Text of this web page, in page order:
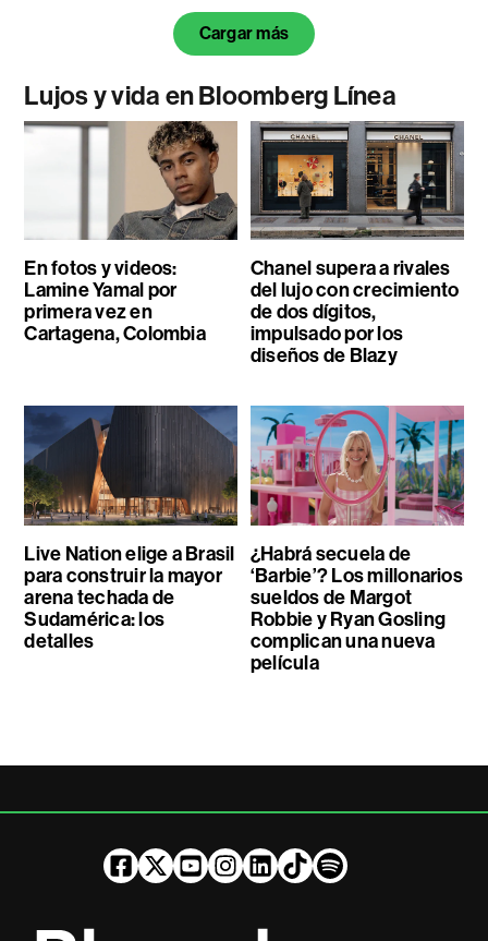
Cargar más
Lujos y vida en Bloomberg Línea
En fotos y videos:
Lamine Yamal por
primera vez en
Cartagena, Colombia
Chanel supera a rivales
del lujo con crecimiento
de dos dígitos,
impulsado por los
diseños de Blazy
Live Nation elige a Brasil
para construir la mayor
arena techada de
Sudamérica: los
detalles
¿Habrá secuela de
‘Barbie’? Los millonarios
sueldos de Margot
Robbie y Ryan Gosling
complican una nueva
película